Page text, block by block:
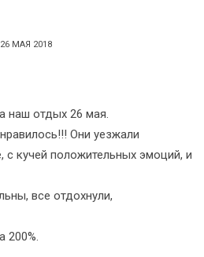
МАЯ 2018
наш отдых 26 мая.
Они уезжали
с кучей положительных эмоций, и
все отдохнули,
200%.